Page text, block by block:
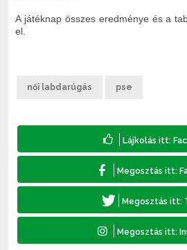
A játéknap összes eredménye és a
el.
női labdarúgás pse